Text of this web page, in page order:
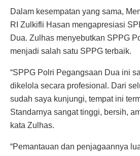
Dalam kesempatan yang sama,
RI Zulkifli Hasan mengapresiasi
Dua. Zulhas menyebutkan SPPG
menjadi salah satu SPPG terbaik.
“SPPG Polri Pegangsaan Dua ini
dikelola secara profesional. Dari
sudah saya kunjungi, tempat ini
Standarnya sangat tinggi, bersih,
kata Zulhas.
“Pemantauan dan penjagaannya